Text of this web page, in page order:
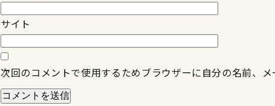
サイト
次回のコメントで使用するためブラウザーに自分の名前、メ